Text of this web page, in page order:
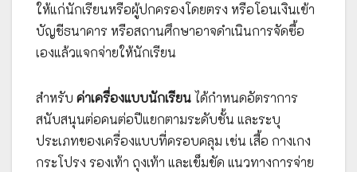
ให้แก่นักเรียนหรือผู้ปกครองโดยตรง หรือโอนเงินเข้า
บัญชีธนาคาร หรือสถานศึกษาอาจดำเนินการจัดซื้อ
เองแล้วแจกจ่ายให้นักเรียน
สำหรับ ค่าเครื่องแบบนักเรียน ได้กำหนดอัตราการ
สนับสนุนต่อคนต่อปีแยกตามระดับชั้น และระบุ
ประเภทของเครื่องแบบที่ครอบคลุม เช่น เสื้อ กางเกง
กระโปรง รองเท้า ถุงเท้า และเข็มขัด แนวทางการจ่าย